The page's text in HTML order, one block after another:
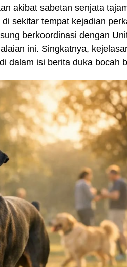
akibat sabetan senjata
sekitar tempat kejadian
berkoordinasi dengan
ini. Singkatnya,
dalam isi berita duka bocah